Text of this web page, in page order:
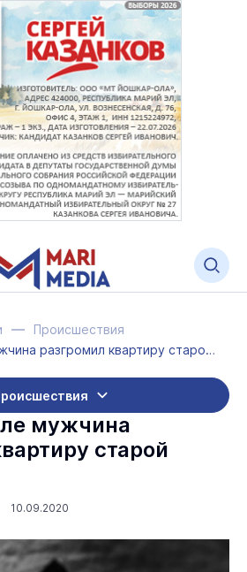
Происшествия
В Йошкар-Оле мужчина разгромил квартиру старой знакомой
мужчина
старой
10.09.2020